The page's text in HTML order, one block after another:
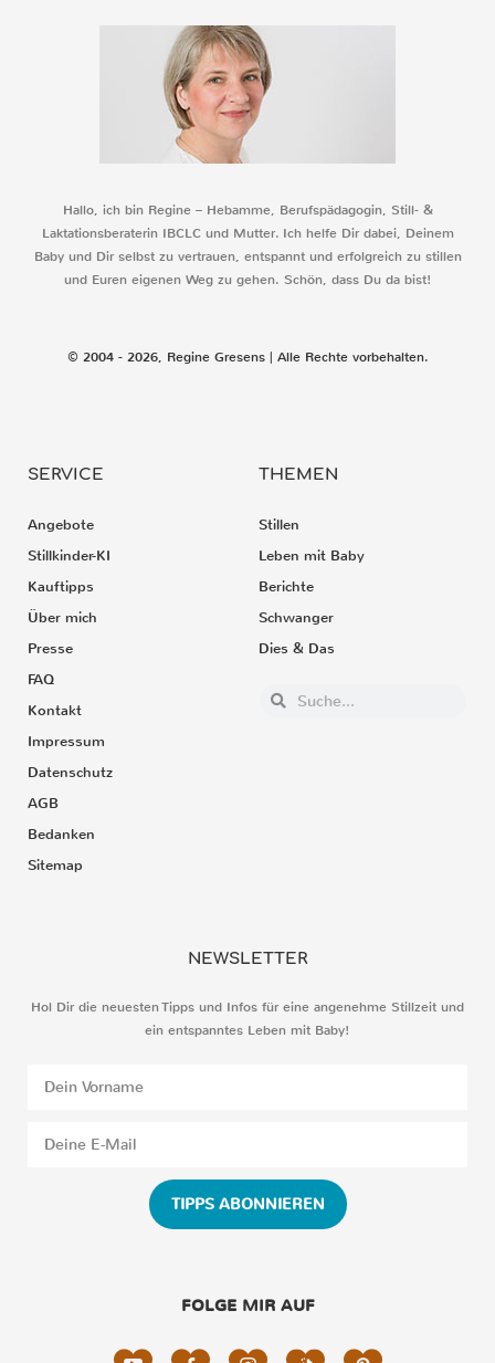
Hallo, ich bin Regine – Hebamme, Berufspädagogin, Still- &
Laktationsberaterin IBCLC und Mutter. Ich helfe Dir dabei, Deinem
Baby und Dir selbst zu vertrauen, entspannt und erfolgreich zu stillen
und Euren eigenen Weg zu gehen. Schön, dass Du da bist!
© 2004 - 2026, Regine Gresens | Alle Rechte vorbehalten.
SERVICE
Angebote
Stillkinder-KI
Kauftipps
Über mich
Presse
FAQ
Kontakt
Impressum
Datenschutz
AGB
Bedanken
Sitemap
THEMEN
Stillen
Leben mit Baby
Berichte
Schwanger
Dies & Das
NEWSLETTER
Hol Dir die neuesten Tipps und Infos für eine angenehme Stillzeit und
ein entspanntes Leben mit Baby!
TIPPS ABONNIEREN
FOLGE MIR AUF